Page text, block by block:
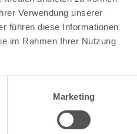
Verwendung unserer
führen diese Informationen
im Rahmen Ihrer Nutzung
Marketing